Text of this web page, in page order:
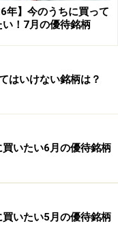
できません。
式が売買できない
なる傾向にある。
売却すると利益を
いかと思います。
投資ソフトのフリ
をクリックくださ
年】今のうちに買って
い！7月の優待銘柄
はいけない銘柄は？
買いたい6月の優待銘柄
買いたい5月の優待銘柄